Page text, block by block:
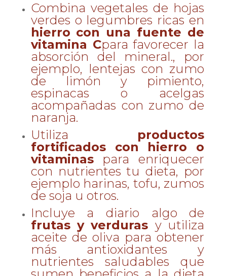
Combina vegetales de hojas
verdes o legumbres ricas en
hierro con una fuente de
vitamina Cpara favorecer la
absorción del mineral., por
ejemplo, lentejas con zumo
de limón y pimiento,
espinacas o acelgas
acompañadas con zumo de
naranja.
Utiliza productos
fortificados con hierro o
vitaminaspara enriquecer
con nutrientes tu dieta, por
ejemplo harinas, tofu, zumos
de soja u otros.
Incluye a diario algo de
frutas y verduras y utiliza
aceite de oliva para obtener
más antioxidantes y
nutrientes saludables que